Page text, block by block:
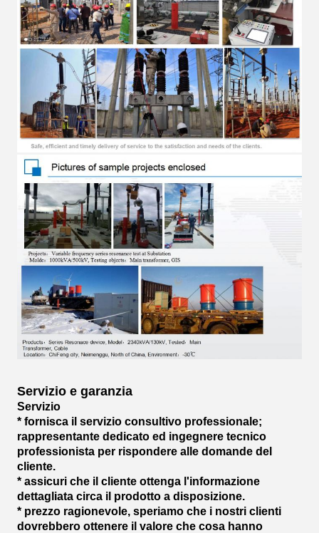
Servizio e garanzia
Servizio
* fornisca il servizio consultivo professionale;
rappresentante dedicato ed ingegnere tecnico
professionista per rispondere alle domande del
cliente.
* assicuri che il cliente ottenga l'informazione
dettagliata circa il prodotto a disposizione.
* prezzo ragionevole, speriamo che i nostri clienti
dovrebbero ottenere il valore che cosa hanno